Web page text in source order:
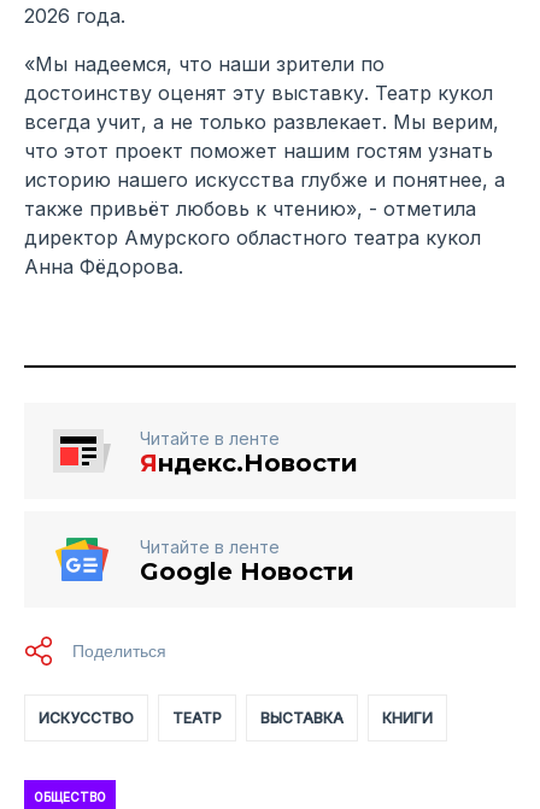
2026 года.
«Мы надеемся, что наши зрители по
достоинству оценят эту выставку. Театр кукол
всегда учит, а не только развлекает. Мы верим,
что этот проект поможет нашим гостям узнать
историю нашего искусства глубже и понятнее, а
также привьёт любовь к чтению», - отметила
директор Амурского областного театра кукол
Анна Фёдорова.
Читайте в ленте
Яндекс.Новости
Читайте в ленте
Google Новости
ИСКУССТВО ТЕАТР ВЫСТАВКА КНИГИ
ОБЩЕСТВО